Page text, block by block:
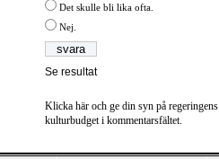
Det skulle bli lika ofta.
Nej.
Se resultat
Klicka här och ge din syn på regeringens
kulturbudget i kommentarsfältet.